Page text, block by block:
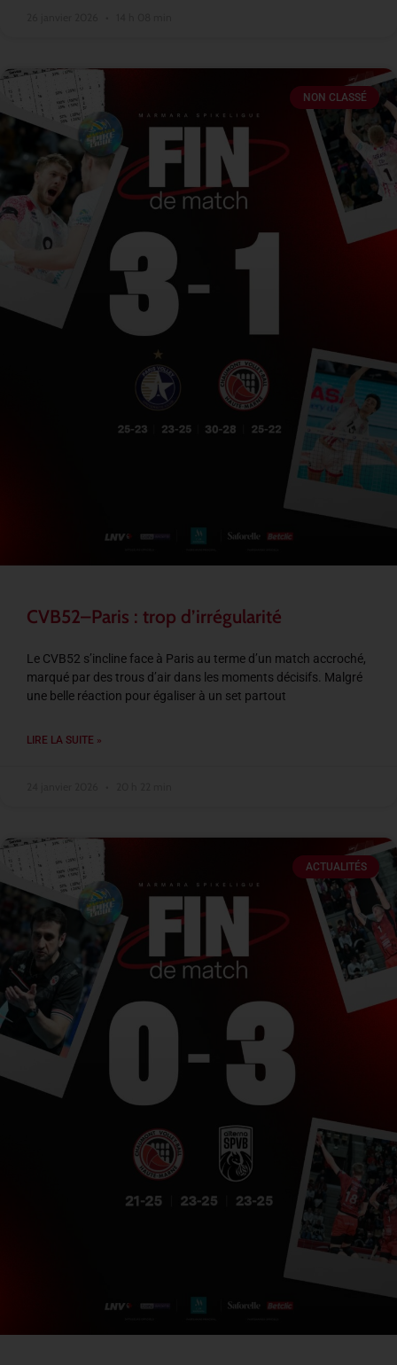
NON CLASSÉ
CVB52–Paris : trop d’irrégularité
Le CVB52 s’incline face à Paris au terme d’un match accroché,
marqué par des trous d’air dans les moments décisifs. Malgré
une belle réaction pour égaliser à un set partout
LIRE LA SUITE »
ACTUALITÉS